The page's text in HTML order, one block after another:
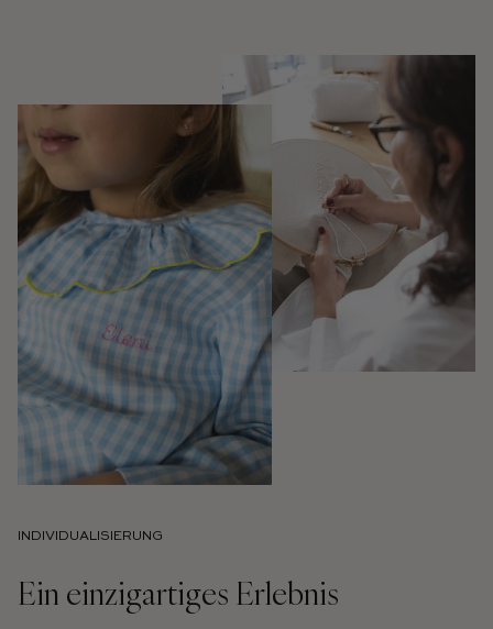
INDIVIDUALISIERUNG
Ein einzigartiges Erlebnis